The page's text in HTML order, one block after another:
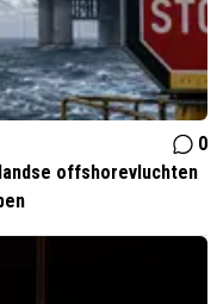
0
offshorevluchten